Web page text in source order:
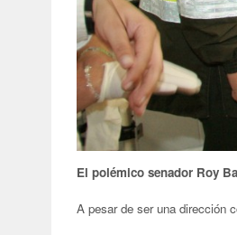
El polémico senador Roy
A pesar de ser una dirección